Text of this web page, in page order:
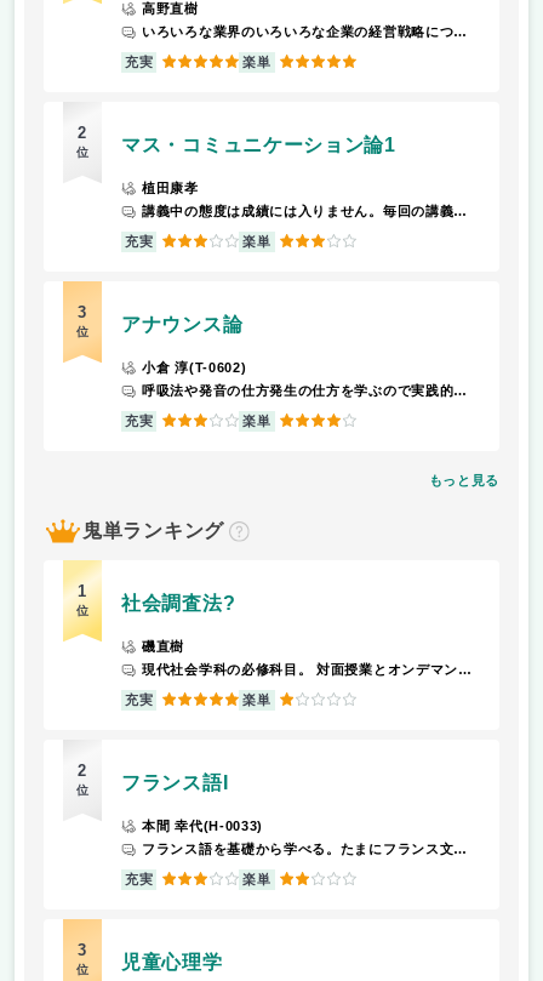
高野直樹
いろいろな業界のいろいろな企業の経営戦略について学ぶので就職活動に有利。インターンシップの会社もこの演習実習で見つけられた。
充実 5 楽単 5
2
位 マス・コミュニケーション論1
植田康孝
講義中の態度は成績には入りません。毎回の講義後に出る課題で成績が全てつくので課題をしっかりやった方がいいと思います。
充実 3 楽単 3
3
位 アナウンス論
小倉 淳(T-0602)
呼吸法や発音の仕方発生の仕方を学ぶので実践的な講義です。原稿読みなどは、楽しい人には楽しいと感じられると思います。
充実 3 楽単 4
もっと見る
鬼単ランキング
？
1
位 社会調査法?
磯直樹
現代社会学科の必修科目。 対面授業とオンデマンドを交互に行う。 オンデマンド授業の回には必ず課題が出る。 学期末には論述式の定期試験のほかに学期の半ばに一度提出したレポートを修正して再提出する課題が出た。 落第者が多い。2022年度は30人ほど単位を落とした人がいる。
充実 5 楽単 1
2
位 フランス語I
本間 幸代(H-0033)
フランス語を基礎から学べる。たまにフランス文化の内容をやる。
充実 3 楽単 2
3
位 児童心理学